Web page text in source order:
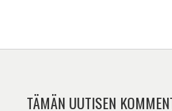
TÄMÄN UUTISEN